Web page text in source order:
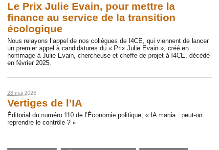
Le Prix Julie Evain, pour mettre la
finance au service de la transition
écologique
Nous relayons l’appel de nos collègues de I4CE, qui viennent de lancer
un premier appel à candidatures du « Prix Julie Evain », créé en
hommage à Julie Evain, chercheuse et cheffe de projet à I4CE, décédé
en février 2025.
28 mai 2026
Vertiges de l’IA
Éditorial du numéro 110 de l’Économie politique, « IA mania : peut-on
reprendre le contrôle ? »